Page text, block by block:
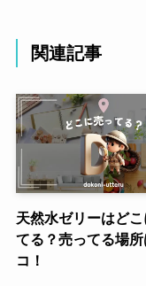
関連記事
天然水ゼリーはど
てる？売ってる場所
コ！